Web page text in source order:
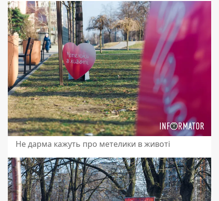
Не дарма кажуть про метелики в животі